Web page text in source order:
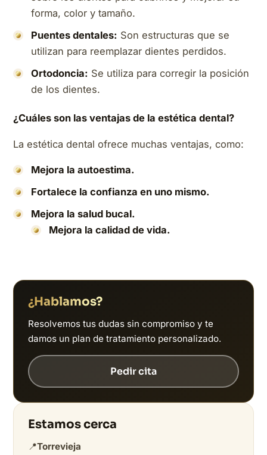
forma, color y tamaño.
Puentes dentales: Son estructuras que se
utilizan para reemplazar dientes perdidos.
Ortodoncia: Se utiliza para corregir la posición
de los dientes.
¿Cuáles son las ventajas de la estética dental?
La estética dental ofrece muchas ventajas, como:
Mejora la autoestima.
Fortalece la confianza en uno mismo.
Mejora la salud bucal.
Mejora la calidad de vida.
¿Hablamos?
Resolvemos tus dudas sin compromiso y te
damos un plan de tratamiento personalizado.
Pedir cita
Estamos cerca
📍Torrevieja